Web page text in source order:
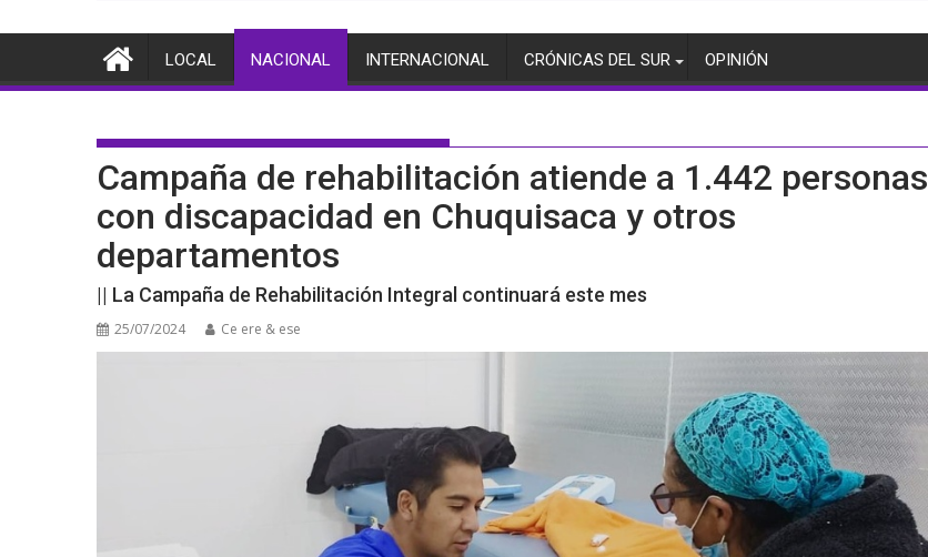
LOCAL NACIONAL INTERNACIONAL CRÓNICAS DEL SUR OPINIÓN
Campaña de rehabilitación atiende a 1.442 personas
con discapacidad en Chuquisaca y otros
departamentos
|| La Campaña de Rehabilitación Integral continuará este mes
25/07/2024 Ce ere & ese